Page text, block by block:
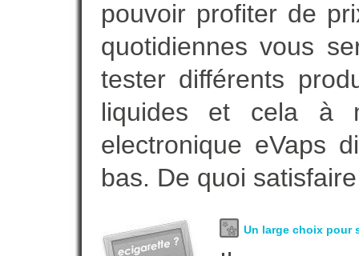
pouvoir profiter de
quotidiennes vous
tester différents
liquides et cela à
electronique eVaps
bas. De quoi
Un large choix pour